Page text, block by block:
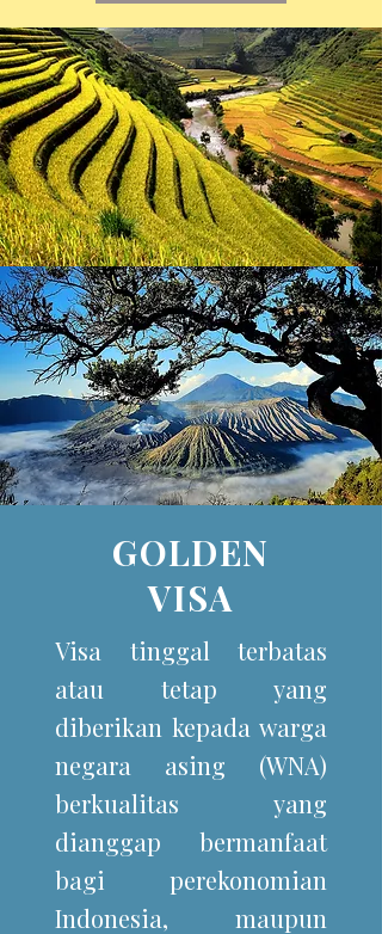
GOLDEN
VISA
Visa tinggal terbatas
atau tetap yang
diberikan kepada warga
negara asing (WNA)
berkualitas yang
dianggap bermanfaat
bagi perekonomian
Indonesia, maupun